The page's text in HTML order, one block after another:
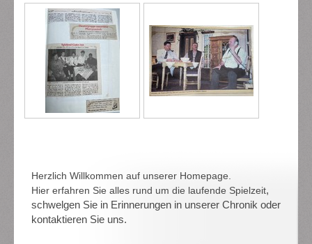
Herzlich Willkommen auf unserer Homepage.
Hier erfahren Sie alles rund um die laufende Spielzeit,
schwelgen Sie in Erinnerungen in unserer Chronik oder
kontaktieren Sie uns.